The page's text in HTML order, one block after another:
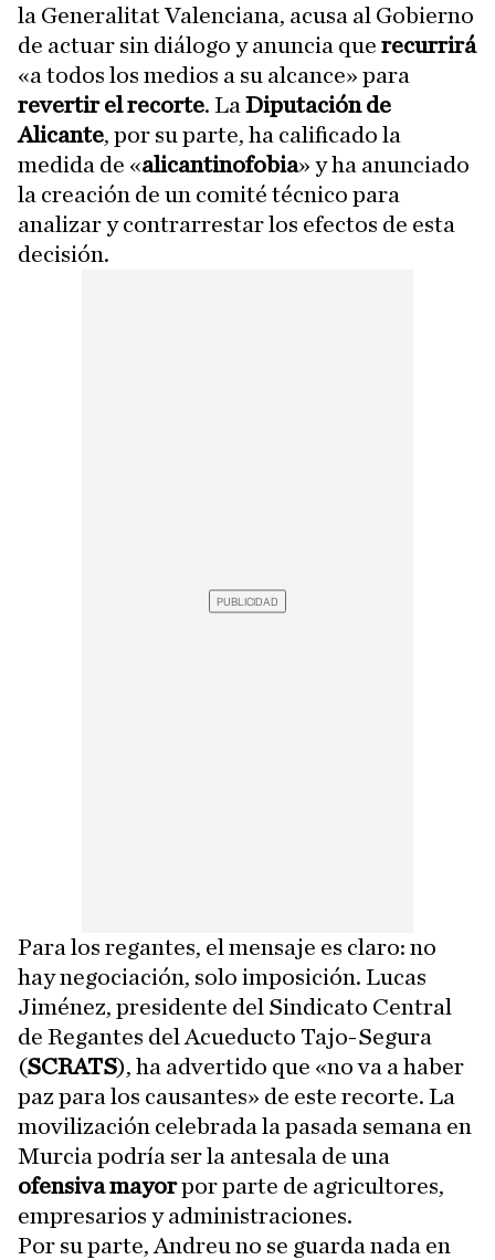
la Generalitat Valenciana, acusa al Gobierno
de actuar sin diálogo y anuncia que recurrirá
«a todos los medios a su alcance» para
revertir el recorte. LaDiputación de
Alicante, por su parte, ha calificado la
medida de «alicantinofobia» y ha anunciado
la creación de un comité técnico para
analizar y contrarrestar los efectos de esta
decisión.
Para los regantes, el mensaje es claro: no
hay negociación, solo imposición. Lucas
Jiménez, presidente del Sindicato Central
de Regantes del Acueducto Tajo-Segura
(SCRATS), ha advertido que «no va a haber
paz para los causantes» de este recorte. La
movilización celebrada la pasada semana en
Murcia podría ser la antesala de una
ofensiva mayorpor parte de agricultores,
empresarios y administraciones.
Por su parte, Andreu no se guarda nada en